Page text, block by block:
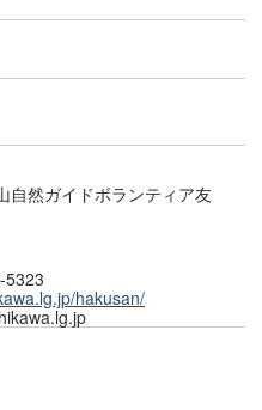
自然ガイドボランティア友
5323
hakusan/